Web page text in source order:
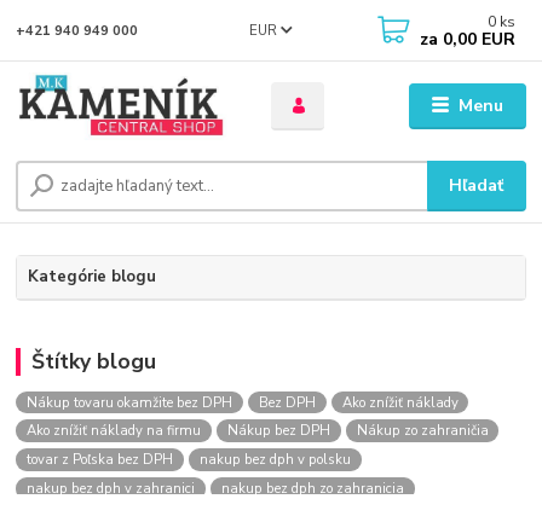
Menu
EUR
Hľadať
+421 940 949 000 0 ks
za 0,00 EUR
Kategórie blogu
Štítky blogu
Nákup tovaru okamžite bez DPH Bez DPH
Ako znížiť náklady
Ako znížiť náklady na firmu
Nákup bez DPH
Nákup zo zahraničia
tovar z Poľska bez DPH
nakup bez dph v polsku
nakup bez dph v zahranici
nakup bez dph zo zahranicia